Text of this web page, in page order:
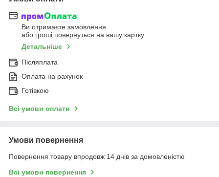
Ви отримаєте замовлення
або гроші повернуться на вашу картку
Детальніше
Післяплата
Оплата на рахунок
Готівкою
Всі умови оплати
Умови повернення
Повернення товару впродовж 14 днів за домовленістю
Всі умови повернення